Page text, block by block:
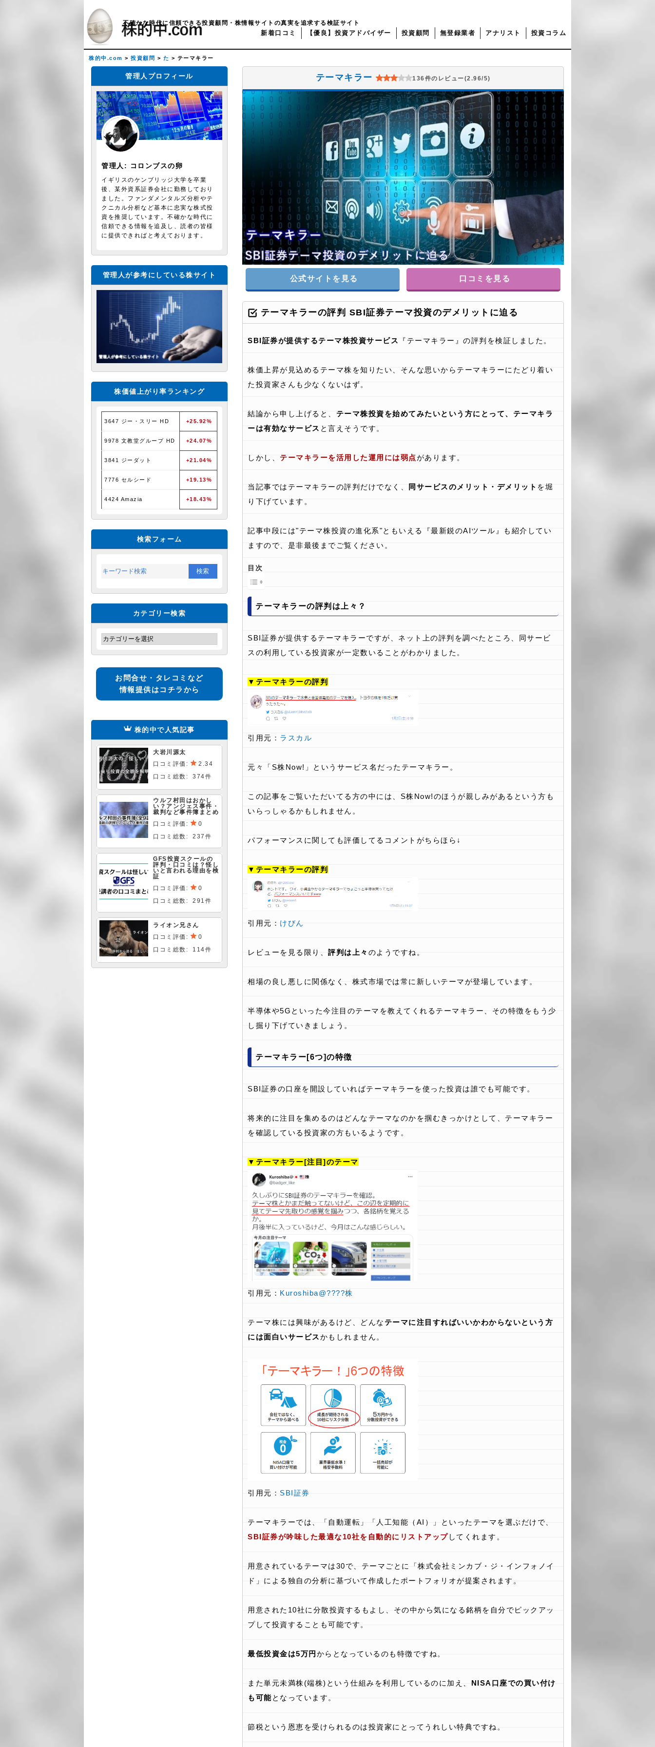
不確かな時代に信頼できる投資顧問・株情報サイトの真実を追求する検証サイト
新着口コミ 【優良】投資アドバイザー 投資顧問 無登録業者 アナリスト 投資コラム
株的中.com > 投資顧問 > た > テーマキラー
テーマキラー 136件のレビュー(2.96/5)
公式サイトを見る 口コミを見る
テーマキラーの評判 SBI証券テーマ投資のデメリットに迫る
SBI証券が提供するテーマ株投資サービス 『テーマキラー』の評判を検証しました。
株価上昇が見込めるテーマ株を知りたい、そんな思いからテーマキラーにたどり着い
た投資家さんも少なくないはず。
結論から申し上げると、 テーマ株投資を始めてみたいという方にとって、テーマキラ
ーは有効なサービス と言えそうです。
しかし、 テーマキラーを活用した運用には弱点があります。
当記事ではテーマキラーの評判だけでなく、 同サービスのメリット・デメリット を堀
り下げています。
記事中段には"テーマ株投資の進化系"ともいえる『最新鋭のAIツール』も紹介してい
ますので、是非最後までご覧ください。
目次
テーマキラーの評判は上々？
SBI証券が提供するテーマキラーですが、ネット上の評判を調べたところ、同サービ
スの利用している投資家が一定数いることがわかりました。
▼テーマキラーの評判
引用元： ラスカル
元々「S株Now!」というサービス名だったテーマキラー。
この記事をご覧いただいてる方の中には、S株Now!のほうが親しみがあるという方も
いらっしゃるかもしれません。
パフォーマンスに関しても評価してるコメントがちらほら↓
▼テーマキラーの評判
引用元： けびん
レビューを見る限り、 評判は上々 のようですね。
相場の良し悪しに関係なく、株式市場では常に新しいテーマが登場しています。
半導体や5Gといった今注目のテーマを教えてくれるテーマキラー、その特徴をもう少
し掘り下げていきましょう。
テーマキラー[6つ]の特徴
SBI証券の口座を開設していればテーマキラーを使った投資は誰でも可能です。
将来的に注目を集めるのはどんなテーマなのかを掴むきっかけとして、テーマキラー
を確認している投資家の方もいるようです。
▼テーマキラー[注目]のテーマ
引用元： Kuroshiba@????株
テーマ株には興味があるけど、どんな テーマに注目すればいいかわからないという方
には面白いサービスかもしれません。
引用元： SBI証券
テーマキラーでは、「自動運転」「人工知能（AI）」といったテーマを選ぶだけで、
SBI証券が吟味した最適な10社を自動的にリストアップ してくれます。
用意されているテーマは30で、テーマごとに「株式会社ミンカブ・ジ・インフォノイ
ド」による独自の分析に基づいて作成したポートフォリオが提案されます。
用意された10社に分散投資するもよし、その中から気になる銘柄を自分でピックアッ
プして投資することも可能です。
最低投資金は5万円 からとなっているのも特徴ですね。
また単元未満株(端株)という仕組みを利用しているのに加え、 NISA口座での買い付け
も可能となっています。
節税という恩恵を受けられるのは投資家にとってうれしい特典ですね。
管理人プロフィール
管理人: コロンブスの卵
イギリスのケンブリッジ大学を卒業
後、某外資系証券会社に勤務しており
ました。ファンダメンタルズ分析やテ
クニカル分析など基本に忠実な株式投
資を推奨しています。不確かな時代に
信頼できる情報を追及し、読者の皆様
に提供できればと考えております。
管理人が参考にしている株サイト
株価値上がり率ランキング
3647 ジー・スリー HD +25.92%
9978 文教堂グループ HD +24.07%
3841 ジーダット +21.04%
7776 セルシード +19.13%
4424 Amazia +18.43%
検索フォーム
カテゴリー検索
お問合せ・タレコミなど
情報提供はコチラから
株的中で人気記事
大岩川源太
口コミ評価:
2.34
口コミ総数: 374件
ウルフ村田はおかし
い？アンジェス事件・
裁判など事件簿まとめ
口コミ評価:
0
口コミ総数: 237件
GFS投資スクールの
評判・口コミは？怪し
いと言われる理由を検
証
口コミ評価:
0
口コミ総数: 291件
ライオン兄さん
口コミ評価:
0
口コミ総数: 114件